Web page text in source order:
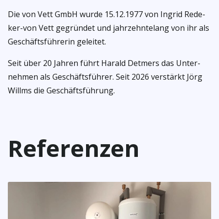
Die von Vett GmbH wur­de 15.12.1977 von Ingrid Rede­
ker-von Vett gegrün­det und jahr­zehn­te­lang von ihr als
Geschäfts­füh­re­rin gelei­tet.
Seit über 20 Jah­ren führt Harald Det­mers das Unter­
neh­men als Geschäfts­füh­rer. Seit 2026 ver­stärkt Jörg
Will­ms die Geschäfts­füh­rung.
Refe­ren­zen